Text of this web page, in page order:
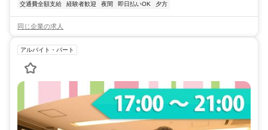
交通費全額支給
経験者歓迎 夜間 即日払いOK 夕方
同じ企業の求人
アルバイト・パート